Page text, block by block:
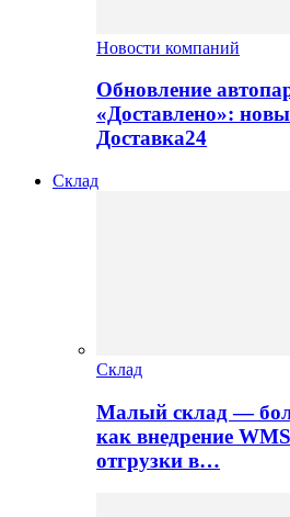
Новости компаний
Обновление
«Доставлено»:
Доставка24
Склад
Склад
Малый склад —
как внедрение
отгрузки в…